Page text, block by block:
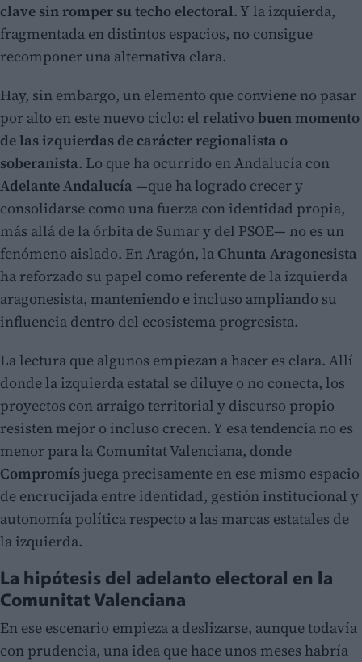
clave sin romper su techo electoral. Y la izquierda,
fragmentada en distintos espacios, no consigue
recomponer una alternativa clara.
Hay, sin embargo, un elemento que conviene no pasar
por alto en este nuevo ciclo: el relativo buen momento
de las izquierdas de carácter regionalista o
soberanista. Lo que ha ocurrido en Andalucía con
Adelante Andalucía —que ha logrado crecer y
consolidarse como una fuerza con identidad propia,
más allá de la órbita de Sumar y del PSOE— no es un
fenómeno aislado. En Aragón, la Chunta Aragonesista
ha reforzado su papel como referente de la izquierda
aragonesista, manteniendo e incluso ampliando su
influencia dentro del ecosistema progresista.
La lectura que algunos empiezan a hacer es clara. Allí
donde la izquierda estatal se diluye o no conecta, los
proyectos con arraigo territorial y discurso propio
resisten mejor o incluso crecen. Y esa tendencia no es
menor para la Comunitat Valenciana, donde
Compromís juega precisamente en ese mismo espacio
de encrucijada entre identidad, gestión institucional y
autonomía política respecto a las marcas estatales de
la izquierda.
La hipótesis del adelanto electoral en la
Comunitat Valenciana
En ese escenario empieza a deslizarse, aunque todavía
con prudencia, una idea que hace unos meses habría